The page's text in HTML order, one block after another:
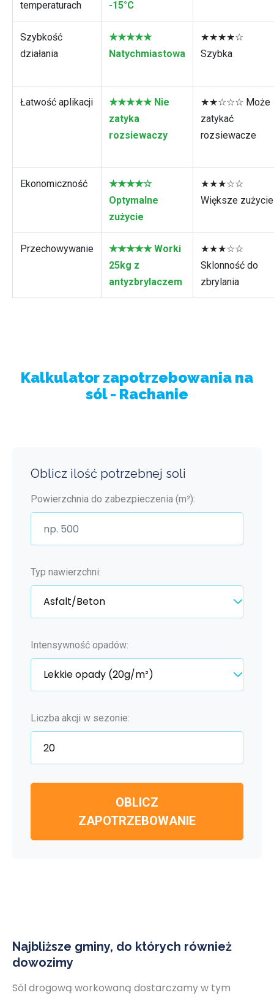
temperaturach
-15°C
Szybkość
działania
★★★★★
Natychmiastowa
★★★★☆
Szybka
Łatwość aplikacji
★★★★★ Nie
zatyka
rozsiewaczy
★★☆☆☆ Może
zatykać
rozsiewacze
Ekonomiczność
★★★★☆
Optymalne
zużycie
★★★☆☆
Większe zużycie
Przechowywanie
★★★★★ Worki
25kg z
antyzbrylaczem
★★★☆☆
Sklonność do
zbrylania
Kalkulator zapotrzebowania na
sól - Rachanie
Oblicz ilość potrzebnej soli
Powierzchnia do zabezpieczenia (m²):
Typ nawierzchni:
Intensywność opadów:
Liczba akcji w sezonie:
OBLICZ
ZAPOTRZEBOWANIE
Najbliższe gminy, do których również
dowozimy
Sól drogową workowaną dostarczamy w tym